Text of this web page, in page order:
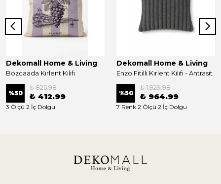
Dekomall Home & Living
Bozcaada Kırlent Kılıfı
%50
₺ 825.98
₺ 412.99
3 Ölçü 2 İç Dolgu
Dekomall Home & Living
Enzo Fitilli Kırlent Kılıfı - Antrasit
%50
₺ 1,929.98
₺ 964.99
7 Renk 2 Ölçü 2 İç Dolgu